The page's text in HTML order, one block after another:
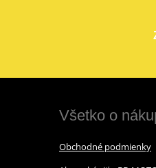
Všetko o
Obchodné podmienky